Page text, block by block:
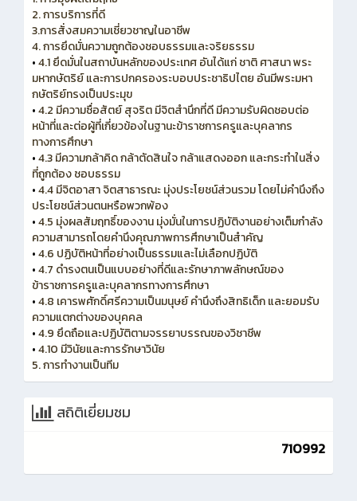
2. การบริการที่ดี
3.การสั่งสมความเชี่ยวชาญในอาชีพ
4. การยึดมั่นความถูกต้องชอบธรรมและจริยธรรม
•4.1 ยึดมั่นในสถาบันหลักของประเทศ อันได้แก่ ชาติ ศาสนา พระ
มหากษัตริย์ และการปกครองระบอบประชาธิปไตย อันมีพระมหา
กษัตริย์ทรงเป็นประมุข
•4.2 มีความซื่อสัตย์ สุจริต มีจิตสำนึกที่ดี มีความรับผิดชอบต่อ
หน้าที่และต่อผู้ที่เกี่ยวข้องในฐานะข้าราชการครูและบุคลากร
ทางการศึกษา
•4.3 มีความกล้าคิด กล้าตัดสินใจ กล้าแสดงออก และกระทำในสิ่ง
ที่ถูกต้อง ชอบธรรม
•4.4 มีจิตอาสา จิตสาธารณะ มุ่งประโยชน์ส่วนรวม โดยไม่คำนึงถึง
ประโยชน์ส่วนตนหรือพวกพ้อง
•4.5 มุ่งผลสัมฤทธิ์ของงาน มุ่งมั่นในการปฏิบัติงานอย่างเต็มกำลัง
ความสามารถโดยคำนึงคุณภาพการศึกษาเป็นสำคัญ
•4.6 ปฏิบัติหน้าที่อย่างเป็นธรรมและไม่เลือกปฏิบัติ
•4.7 ดำรงตนเป็นแบบอย่างที่ดีและรักษาภาพลักษณ์ของ
ข้าราชการครูและบุคลากรทางการศึกษา
•4.8 เคารพศักดิ์ศรีความเป็นมนุษย์ คำนึงถึงสิทธิเด็ก และยอมรับ
ความแตกต่างของบุคคล
•4.9 ยึดถือและปฏิบัติตามจรรยาบรรณของวิชาชีพ
•4.10 มีวินัยและการรักษาวินัย
5. การทำงานเป็นทีม
สถิติเยี่ยมชม
710992